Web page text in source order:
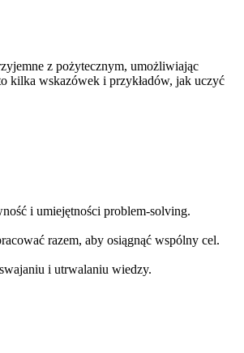
z pożytecznym, umożliwiając
kilka wskazówek i przykładów, jak uczyć
i umiejętności problem-solving.
razem, aby osiągnąć wspólny cel.
i utrwalaniu wiedzy.